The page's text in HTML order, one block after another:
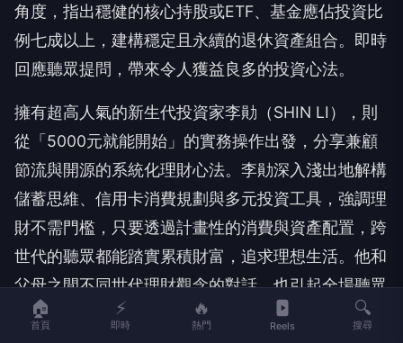
角度，指出穩健的核心持股或ETF、基金應佔投資比
例七成以上，建構穩定且永續的退休資產組合。即時
回應聽眾提問，帶來令人獲益良多的投資心法。
擁有超高人氣的新生代投資家李勛（SHIN LI），則
從「5000元就能開始」的實務操作出發，分享兼顧
節流與開源的系統化理財心法。李勛深入淺出地解構
儲蓄思維、信用卡消費規劃與多元投資工具，強調理
財不需門檻，只要透過計畫性的消費與資產配置，跨
世代的聽眾都能踏實累積財富，追求理想生活。他和
父母之間不同世代理財觀念的對話，也引起全場聽眾
熱烈迴響。
🏠
首頁
⚡
即時
🔥
熱門 Reels
🔍
搜尋